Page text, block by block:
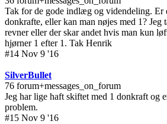
Tak for de gode indlæg og videndeling. Er
donkrafte, eller kan man nøjes med 1? Jeg
revner eller der skar andet hvis man kun
hjørner 1 efter 1. Tak Henrik
#14 Nov 9 '16
SilverBullet
76 forum+messages_on_forum
Jeg har lige haft skiftet med 1 donkraft og
problem.
#15 Nov 9 '16